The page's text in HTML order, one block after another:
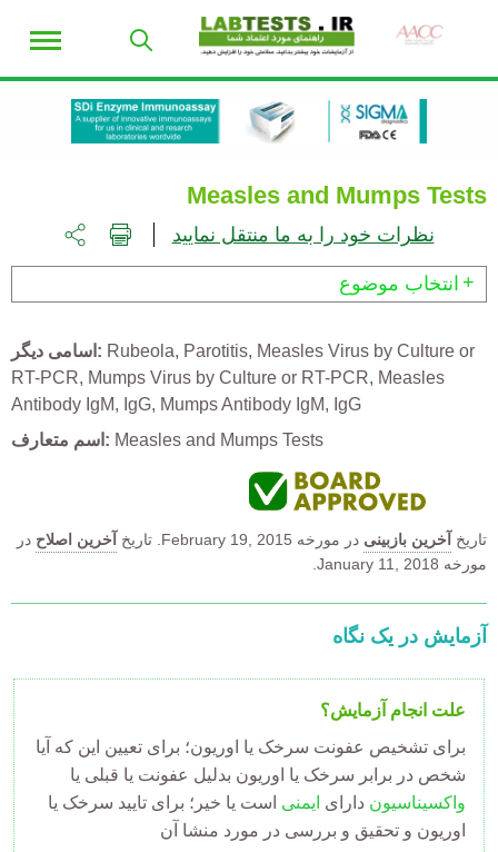
Measles and Mumps Tests
نظرات خود را به ما منتقل نمایید
انتخاب موضوع
اسامی دیگر Rubeola Parotitis Measles Virus by Culture or
RT-PCR
Mumps Virus by Culture or RT-PCR
Measles
Antibody IgM, IgG Mumps Antibody IgM, IgG
اسم متعارف
Measles and Mumps Tests
تاریخ آخرین بازبینی در مورخه February 19, 2015. تاریخ آخرین اصلاح در
مورخه January 11, 2018.
آزمایش در یک نگاه
علت انجام آزمایش؟
برای تشخیص عفونت سرخک یا اوریون؛ برای تعیین این که آیا
شخص در برابر سرخک یا اوریون بدلیل عفونت یا قبلی یا
واکسیناسیون دارای ایمنی است یا خیر؛ برای تایید سرخک یا
اوریون و تحقیق و بررسی در مورد منشا آن